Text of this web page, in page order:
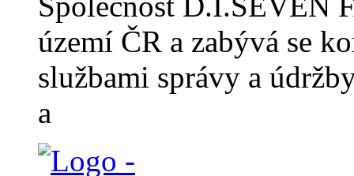
území ČR a zabývá se
službami správy a
a